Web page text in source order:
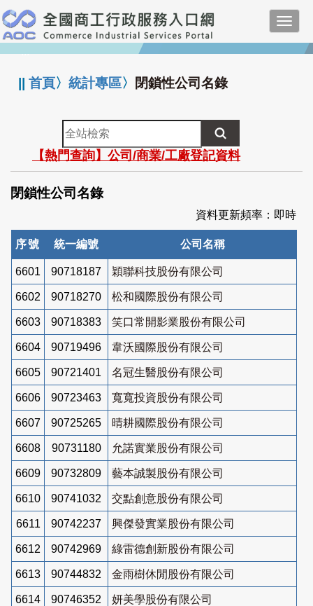
跳
到
主
要
:::
||首頁〉統計專區〉 閉鎖性公司名錄
全
站
檢
索
【熱門查詢】公司/商業/工廠登記資料
閉鎖性公司名錄
資料更新頻率：即時
序號 統一編號 公司名稱
6601 90718187 穎聯科技股份有限公司
6602 90718270 松和國際股份有限公司
6603 90718383 笑口常開影業股份有限公司
6604 90719496 韋沃國際股份有限公司
6605 90721401 名冠生醫股份有限公司
6606 90723463 寬寬投資股份有限公司
6607 90725265 晴耕國際股份有限公司
6608 90731180 允諾實業股份有限公司
6609 90732809 藝本誠製股份有限公司
6610 90741032 交點創意股份有限公司
6611 90742237 興傑發實業股份有限公司
6612 90742969 綠雷德創新股份有限公司
6613 90744832 金雨樹休閒股份有限公司
6614 90746352 妍美學股份有限公司